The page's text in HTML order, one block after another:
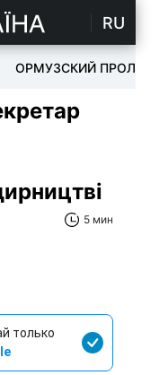
RU
ОРМУЗСКИЙ ПРОЛИВ
5 мин
только